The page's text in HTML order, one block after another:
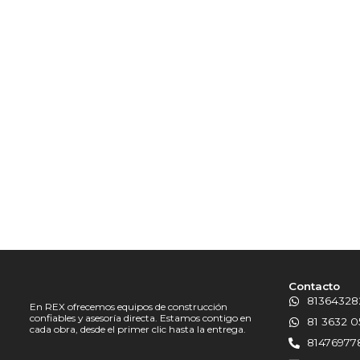
En REX ofrecemos equipos de construcción
confiables y asesoría directa. Estamos contigo en
cada obra, desde el primer clic hasta la entrega.
Contacto
81 3632